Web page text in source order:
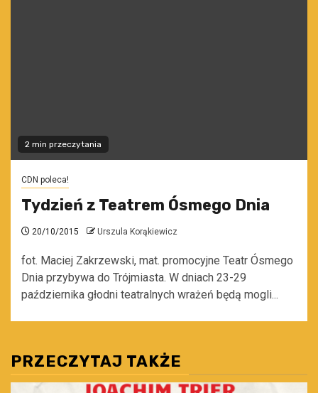
2 min przeczytania
CDN poleca!
Tydzień z Teatrem Ósmego Dnia
20/10/2015 Urszula Korąkiewicz
fot. Maciej Zakrzewski, mat. promocyjne Teatr Ósmego
Dnia przybywa do Trójmiasta. W dniach 23-29
października głodni teatralnych wrażeń będą mogli...
PRZECZYTAJ TAKŻE